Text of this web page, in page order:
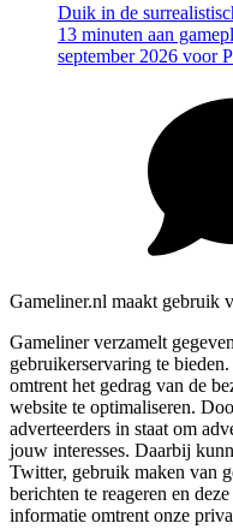
Duik in de
13 minuten aan
september 2026 voor
Gameliner.nl maakt gebruik
Gameliner verzamelt
gebruikerservaring te
omtrent het gedrag van de
website te optimaliseren.
adverteerders in staat om
jouw interesses. Daarbij
Twitter, gebruik maken van
berichten te reageren en
informatie omtrent onze